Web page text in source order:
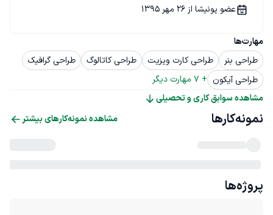
مهارت‌ها
طراحی بنر
طراحی کارت ویزیت طراحی کاتالوگ
طراحی گرافیک
طراحی آیکون +
7 مهارت دیگر
مشاهده سوابق کاری و تحصیلی
عضو پونیشا از 26 مهر 1395
نمونه‌کارها مشاهده نمونه‌کارهای بیشتر
پروژه‌ها